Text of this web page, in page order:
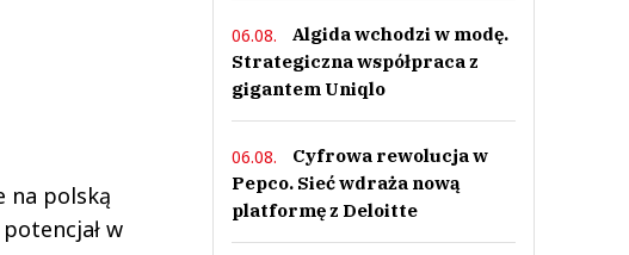
na polską
w
06.08.
Algida wchodzi w modę.
Strategiczna współpraca z
gigantem Uniqlo
06.08.
Cyfrowa rewolucja w
Pepco. Sieć wdraża nową
platformę z Deloitte